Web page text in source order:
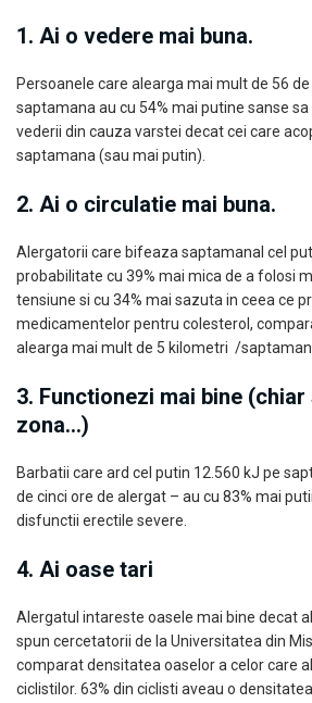
1. Ai o vedere mai buna.
Persoanele care alearga mai mult de 56
saptamana au cu 54% mai putine sanse
vederii din cauza varstei decat cei care
saptamana (sau mai putin).
2. Ai o circulatie mai buna.
Alergatorii care bifeaza saptamanal cel
probabilitate cu 39% mai mica de a folosi
tensiune si cu 34% mai sazuta in ceea ce
medicamentelor pentru colesterol,
alearga mai mult de 5 kilometri /
3. Functionezi mai bine (chiar
zona…)
Barbatii care ard cel putin 12.560 kJ pe
de cinci ore de alergat – au cu 83% mai
disfunctii erectile severe.
4. Ai oase tari
Alergatul intareste oasele mai bine decat
spun cercetatorii de la Universitatea din
comparat densitatea oaselor a celor care
ciclistilor. 63% din ciclisti aveau o